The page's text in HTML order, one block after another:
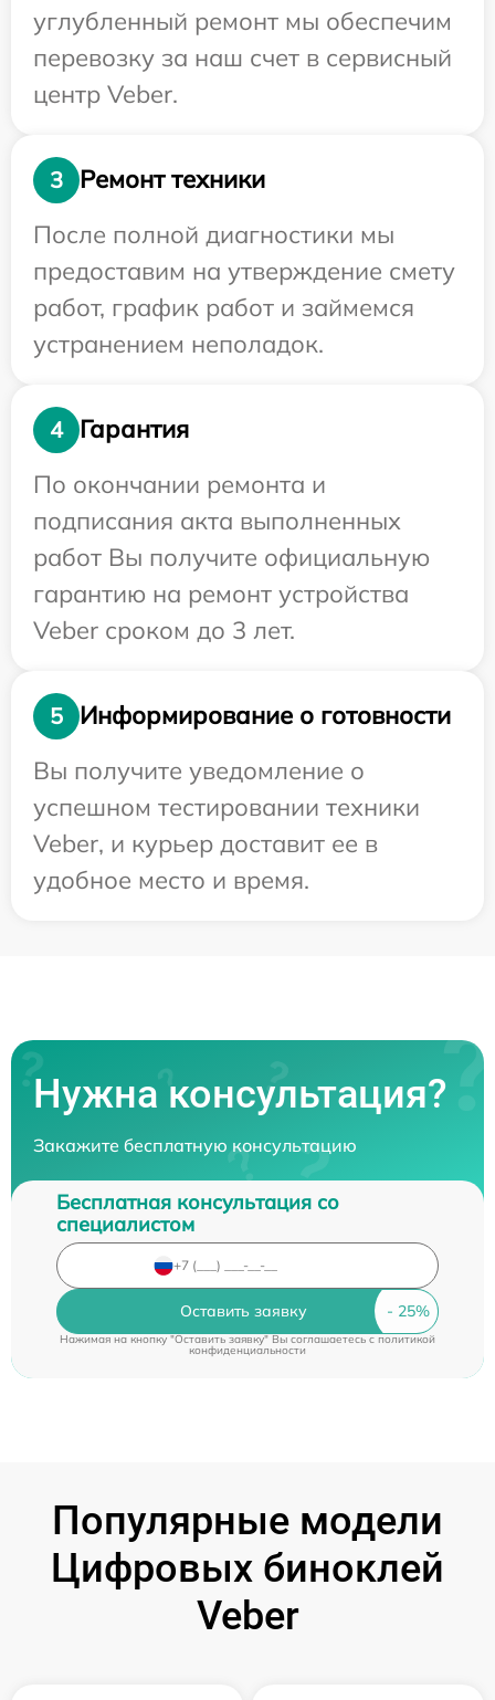
углубленный ремонт мы обеспечим
перевозку за наш счет в сервисный
центр Veber.
3
Ремонт техники
После полной диагностики мы
предоставим на утверждение смету
работ, график работ и займемся
устранением неполадок.
4
Гарантия
По окончании ремонта и
подписания акта выполненных
работ Вы получите официальную
гарантию на ремонт устройства
Veber сроком до 3 лет.
5
Информирование о готовности
Вы получите уведомление о
успешном тестировании техники
Veber, и курьер доставит ее в
удобное место и время.
Нужна консультация?
Закажите бесплатную консультацию
Бесплатная консультация со
специалистом
Оставить заявку
Нажимая на кнопку "Оставить заявку" Вы соглашаетесь cполитикой
конфиденциальности
Популярные модели
Цифровых биноклей
Veber